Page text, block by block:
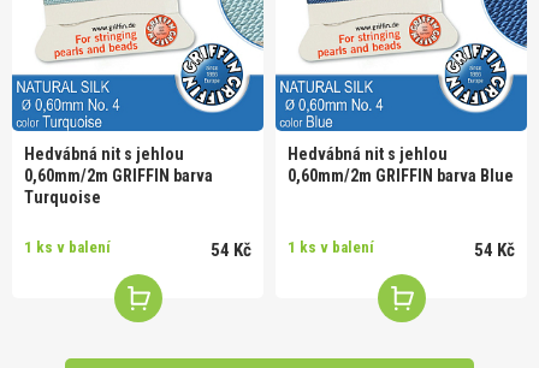
Hedvábná nit s jehlou
0,60mm/2m GRIFFIN barva
Turquoise
1 ks v balení 54 Kč
Hedvábná nit s jehlou
0,60mm/2m GRIFFIN barva Blue
1 ks v balení 54 Kč